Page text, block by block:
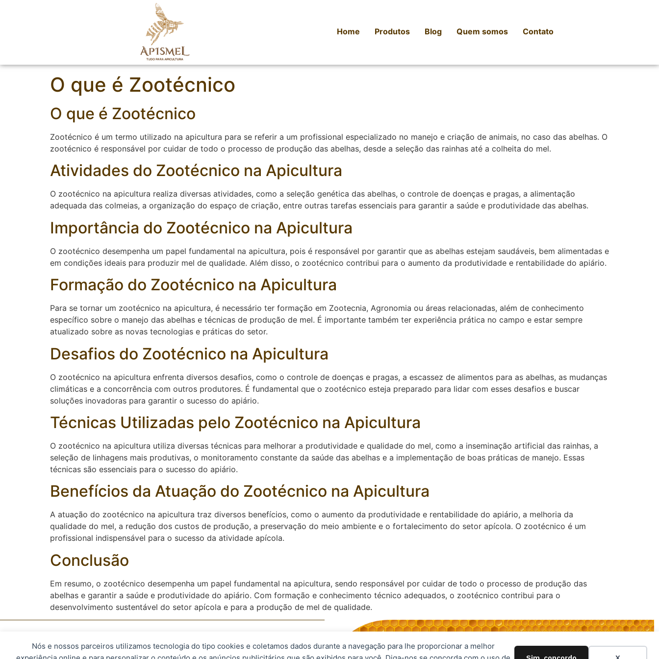
Nós e nossos parceiros utilizamos tecnologia do tipo cookies e coletamos dados durante a navegação para lhe proporcionar a melhor
Home Produtos Blog Quem somos Contato
O que é Zootécnico
O que é Zootécnico
Zootécnico é um termo utilizado na apicultura para se referir a um profissional especializado no manejo e criação de animais, no caso das abelhas. O
zootécnico é responsável por cuidar de todo o processo de produção das abelhas, desde a seleção das rainhas até a colheita do mel.
Atividades do Zootécnico na Apicultura
O zootécnico na apicultura realiza diversas atividades, como a seleção genética das abelhas, o controle de doenças e pragas, a alimentação
adequada das colmeias, a organização do espaço de criação, entre outras tarefas essenciais para garantir a saúde e produtividade das abelhas.
Importância do Zootécnico na Apicultura
O zootécnico desempenha um papel fundamental na apicultura, pois é responsável por garantir que as abelhas estejam saudáveis, bem alimentadas e
em condições ideais para produzir mel de qualidade. Além disso, o zootécnico contribui para o aumento da produtividade e rentabilidade do apiário.
Formação do Zootécnico na Apicultura
Para se tornar um zootécnico na apicultura, é necessário ter formação em Zootecnia, Agronomia ou áreas relacionadas, além de conhecimento
específico sobre o manejo das abelhas e técnicas de produção de mel. É importante também ter experiência prática no campo e estar sempre
atualizado sobre as novas tecnologias e práticas do setor.
Desafios do Zootécnico na Apicultura
O zootécnico na apicultura enfrenta diversos desafios, como o controle de doenças e pragas, a escassez de alimentos para as abelhas, as mudanças
climáticas e a concorrência com outros produtores. É fundamental que o zootécnico esteja preparado para lidar com esses desafios e buscar
soluções inovadoras para garantir o sucesso do apiário.
Técnicas Utilizadas pelo Zootécnico na Apicultura
O zootécnico na apicultura utiliza diversas técnicas para melhorar a produtividade e qualidade do mel, como a inseminação artificial das rainhas, a
seleção de linhagens mais produtivas, o monitoramento constante da saúde das abelhas e a implementação de boas práticas de manejo. Essas
técnicas são essenciais para o sucesso do apiário.
Benefícios da Atuação do Zootécnico na Apicultura
A atuação do zootécnico na apicultura traz diversos benefícios, como o aumento da produtividade e rentabilidade do apiário, a melhoria da
qualidade do mel, a redução dos custos de produção, a preservação do meio ambiente e o fortalecimento do setor apícola. O zootécnico é um
profissional indispensável para o sucesso da atividade apícola.
Conclusão
Em resumo, o zootécnico desempenha um papel fundamental na apicultura, sendo responsável por cuidar de todo o processo de produção das
abelhas e garantir a saúde e produtividade do apiário. Com formação e conhecimento técnico adequados, o zootécnico contribui para o
desenvolvimento sustentável do setor apícola e para a produção de mel de qualidade.
© 2023, Apismel. Todos os direitos reservados.